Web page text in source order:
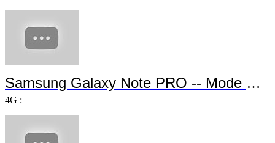
Samsung Galaxy Note PRO -- Mode Multi-utilisateur
4G :